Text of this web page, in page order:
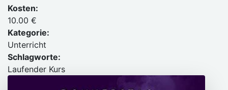
Kosten:
10.00 €
Kategorie:
Unterricht
Schlagworte:
Laufender Kurs